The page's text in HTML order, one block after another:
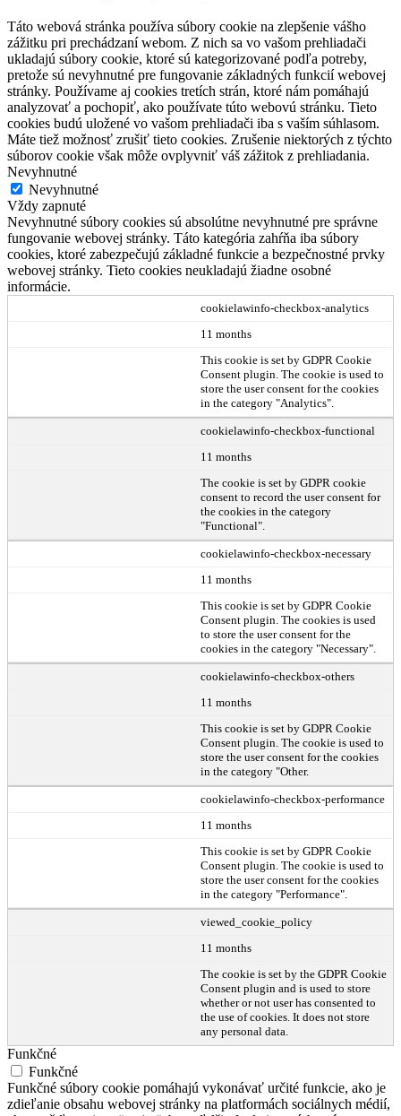
Táto webová stránka používa súbory cookie na zlepšenie vášho
zážitku pri prechádzaní webom. Z nich sa vo vašom prehliadači
ukladajú súbory cookie, ktoré sú kategorizované podľa potreby,
pretože sú nevyhnutné pre fungovanie základných funkcií webovej
stránky. Používame aj cookies tretích strán, ktoré nám pomáhajú
analyzovať a pochopiť, ako používate túto webovú stránku. Tieto
cookies budú uložené vo vašom prehliadači iba s vaším súhlasom.
Máte tiež možnosť zrušiť tieto cookies. Zrušenie niektorých z týchto
súborov cookie však môže ovplyvniť váš zážitok z prehliadania.
Nevyhnutné
Nevyhnutné
Vždy zapnuté
Nevyhnutné súbory cookies sú absolútne nevyhnutné pre správne
fungovanie webovej stránky. Táto kategória zahŕňa iba súbory
cookies, ktoré zabezpečujú základné funkcie a bezpečnostné prvky
webovej stránky. Tieto cookies neukladajú žiadne osobné
informácie.
cookielawinfo-checkbox-analytics
11 months
This cookie is set by GDPR Cookie
Consent plugin. The cookie is used to
store the user consent for the cookies
in the category "Analytics".
cookielawinfo-checkbox-functional
11 months
The cookie is set by GDPR cookie
consent to record the user consent for
the cookies in the category
"Functional".
cookielawinfo-checkbox-necessary
11 months
This cookie is set by GDPR Cookie
Consent plugin. The cookies is used
to store the user consent for the
cookies in the category "Necessary".
cookielawinfo-checkbox-others
11 months
This cookie is set by GDPR Cookie
Consent plugin. The cookie is used to
store the user consent for the cookies
in the category "Other.
cookielawinfo-checkbox-performance
11 months
This cookie is set by GDPR Cookie
Consent plugin. The cookie is used to
store the user consent for the cookies
in the category "Performance".
viewed_cookie_policy
11 months
The cookie is set by the GDPR Cookie
Consent plugin and is used to store
whether or not user has consented to
the use of cookies. It does not store
any personal data.
Funkčné
Funkčné
Funkčné súbory cookie pomáhajú vykonávať určité funkcie, ako je
zdieľanie obsahu webovej stránky na platformách sociálnych médií,